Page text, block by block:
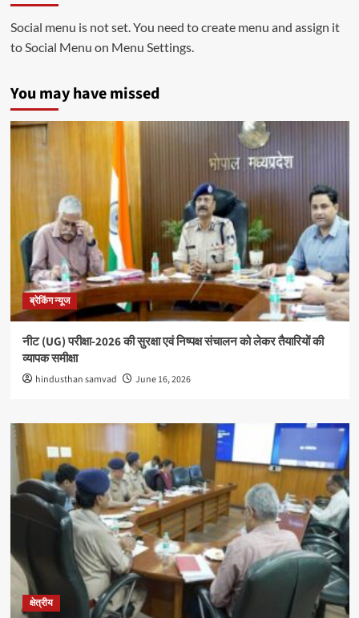
Social menu is not set. You need to create menu and assign it
to Social Menu on Menu Settings.
You may have missed
ब्रेकिंग न्यूज
नीट (UG) परीक्षा-2026 की सुरक्षा एवं निष्पक्ष संचालन को लेकर तैयारियों की
व्यापक समीक्षा
hindusthan samvad June 16, 2026
क्षेत्रीय